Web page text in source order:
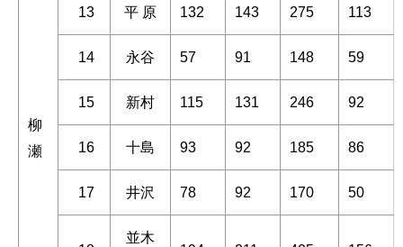
柳
瀬
13 平 原 132 143 275 113
14 永谷 57 91 148 59
15 新村 115 131 246 92
16 十島 93 92 185 86
17 井沢 78 92 170 50
並木